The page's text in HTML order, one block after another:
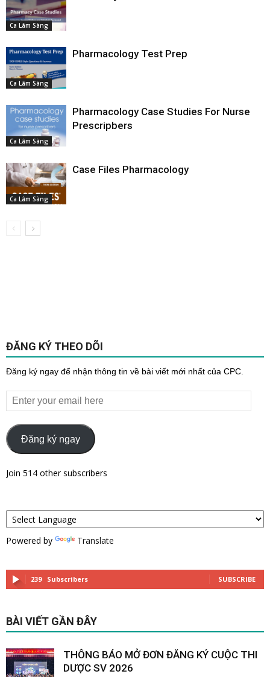
Ca Lâm Sàng
Ca Lâm Sàng
Pharmacology Test Prep
Ca Lâm Sàng
Pharmacology Case Studies For Nurse
Prescripbers
Ca Lâm Sàng
Case Files Pharmacology
ĐĂNG KÝ THEO DÕI
Đăng ký ngay để nhận thông tin về bài viết mới nhất của CPC.
Enter
your
hereĐăng ký ngay
Join 514 other subscribers
Powered by Translate
239 Subscribers SUBSCRIBE
BÀI VIẾT GẦN ĐÂY
THÔNG BÁO MỞ ĐƠN ĐĂNG KÝ CUỘC THI
DƯỢC SV 2026